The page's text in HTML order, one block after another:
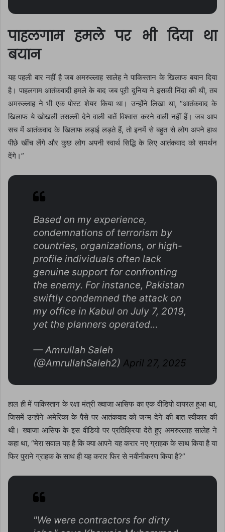
पाहलगाम हमले पर भी दिया था
बयान
यह पहली बार नहीं है जब अमरुल्लाह सालेह ने पाकिस्तान के खिलाफ बयान दिया
है। पाहलगाम आतंकवादी हमले के बाद जब पूरी दुनिया ने इसकी निंदा की थी, तब
अमरुल्लाह ने भी एक पोस्ट शेयर किया था। उन्होंने लिखा था, “आतंकवाद के
खिलाफ ये खोखली तसल्ली देने वाली बातें विश्वास करने वाली नहीं हैं। जब आप
सच में आतंकवाद के खिलाफ लड़ाई लड़ते हैं, तो इनमें से बहुत से लोग अपने हाथ
पीछे खींच लेंगे और कुछ लोग अपनी स्वार्थ सिद्धि के लिए आतंकवाद को समर्थन
देंगे।”
Based on my experience,
condemnations of terrorism by
countries, organizations, or high-
profile individuals often lack
genuine support for confronting
the enemy. For instance, Pakistan
swiftly condemned the attack on
my office in Kabul on July 7, 2019,
yet the planners operated…
— Amrullah Saleh
(@AmrullahSaleh2) April 27, 2025
हाल ही में पाकिस्तान के रक्षा मंत्री ख्वाजा आसिफ का एक वीडियो वायरल हुआ था,
जिसमें उन्होंने अमेरिका के पैसे पर आतंकवाद को जन्म देने की बात स्वीकार की
थी। ख्वाजा आसिफ के इस वीडियो पर प्रतिक्रिया देते हुए अमरुल्लाह सालेह ने
कहा था, “मेरा सवाल यह है कि क्या आपने यह करार नए ग्राहक के साथ किया है या
फिर पुराने ग्राहक के साथ ही यह करार फिर से नवीनीकरण किया है?”
"We were contractors for dirty